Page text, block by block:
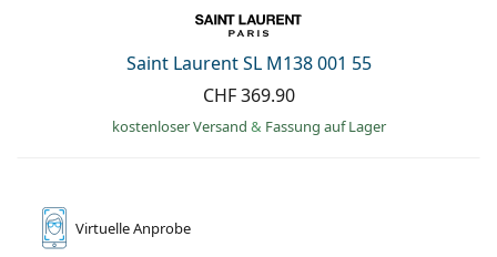
Saint Laurent SL M138 001 55
CHF 369.90
kostenloser Versand & Fassung auf Lager
VirtuelleAnprobe